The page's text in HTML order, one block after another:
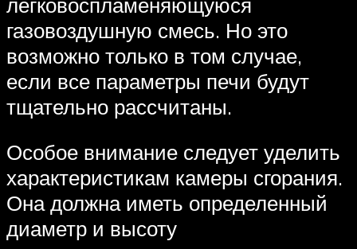
газовоздушную смесь. Но это
возможно только в том случае,
если все параметры печи будут
тщательно рассчитаны.
Особое внимание следует уделить
характеристикам камеры сгорания.
Она должна иметь определенный
диаметр и высоту